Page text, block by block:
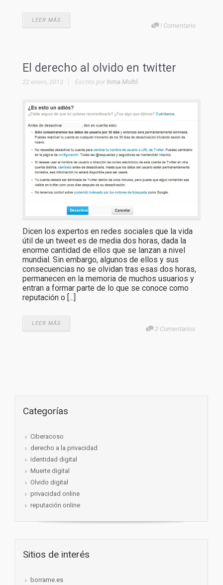
LEER MÁS
! Comentario
El derecho al olvido en twitter
22 enero, 2013 Escrito por Inma Moltó
Dicen los expertos en redes sociales que la vida
útil de un tweet es de media dos horas, dada la
enorme cantidad de ellos que se lanzan a nivel
mundial. Sin embargo, algunos de ellos y sus
consecuencias no se olvidan tras esas dos horas,
permanecen en la memoria de muchos usuarios y
entran a formar parte de lo que se conoce como
reputación o [...]
LEER MÁS
2 Comentarios
Categorías
Ciberacoso
derecho a la privacidad
identidad digital
Muerte digital
Olvido digital
privacidad online
reputación online
Sitios de interés
borrame.es